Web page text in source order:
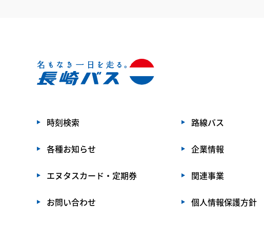
時刻検索 路線バス
各種お知らせ 企業情報
エヌタスカード・定期券 関連事業
お問い合わせ 個人情報保護方針